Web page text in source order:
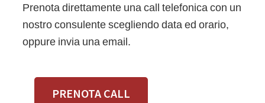
Prenota direttamente una call telefonica con un
nostro consulente scegliendo data ed orario,
oppure invia una email.
PRENOTA CALL